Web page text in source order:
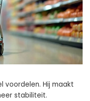
voordelen. Hij maakt
stabiliteit.